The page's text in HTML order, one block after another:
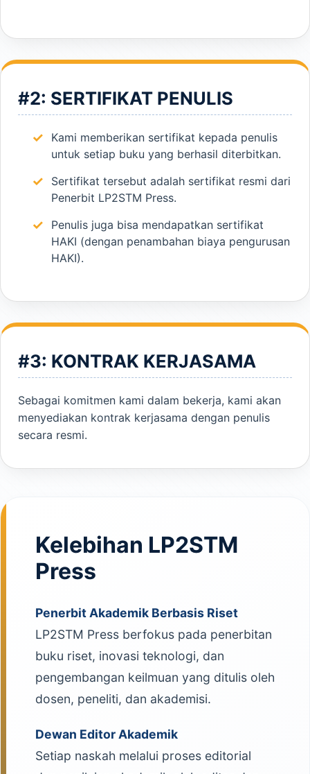
#2: SERTIFIKAT PENULIS
Kami memberikan sertifikat kepada penulis
untuk setiap buku yang berhasil diterbitkan.
Sertifikat tersebut adalah sertifikat resmi dari
Penerbit LP2STM Press.
Penulis juga bisa mendapatkan sertifikat
HAKI (dengan penambahan biaya pengurusan
HAKI).
#3: KONTRAK KERJASAMA
Sebagai komitmen kami dalam bekerja, kami akan
menyediakan kontrak kerjasama dengan penulis
secara resmi.
Kelebihan LP2STM
Press
Penerbit Akademik Berbasis Riset
LP2STM Press berfokus pada penerbitan
buku riset, inovasi teknologi, dan
pengembangan keilmuan yang ditulis oleh
dosen, peneliti, dan akademisi.
Dewan Editor Akademik
Setiap naskah melalui proses editorial